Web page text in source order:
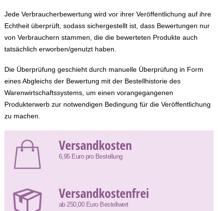
Jede Verbraucherbewertung wird vor ihrer Veröffentlichung auf ihre
Echtheit überprüft, sodass sichergestellt ist, dass Bewertungen nur
von Verbrauchern stammen, die die bewerteten Produkte auch
tatsächlich erworben/genutzt haben.
Die Überprüfung geschieht durch manuelle Überprüfung in Form
eines Abgleichs der Bewertung mit der Bestellhistorie des
Warenwirtschaftssystems, um einen vorangegangenen
Produkterwerb zur notwendigen Bedingung für die Veröffentlichung
zu machen.
Versandkosten
6,95 Euro pro Bestellung
Versandkostenfrei
ab 250,00 Euro Bestellwert